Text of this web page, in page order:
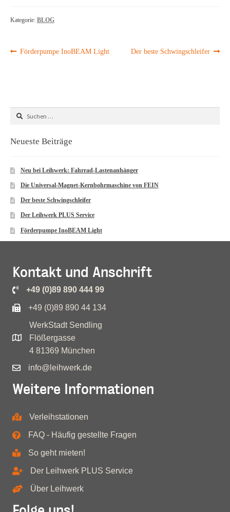
Kategorie: BLOG
Beitragsnavigation
Vorheriger
Förderpumpe InoBEAM Light
Nächster
Der beste Schwingschleifer
Suchen
Neueste Beiträge
Neu bei Leihwerk: Fahrrad-Lastenanhänger
Die Universal-Magnet-Kernbohrmaschine von FEIN
Der beste Schwingschleifer
Der Leihwerk PLUS Service
Förderpumpe InoBEAM Light
Kontakt und Anschrift
+49 (0)89 890 444 99
+49 (0)89 890 44 134
WerkStadt Sendling
Flößergasse
4 81369 München
info@leihwerk.de
Weitere Informationen
Verleihstationen
FAQ - Häufig gestellte Fragen
So geht mieten!
Der Leihwerk PLUS Service
Über Leihwerk